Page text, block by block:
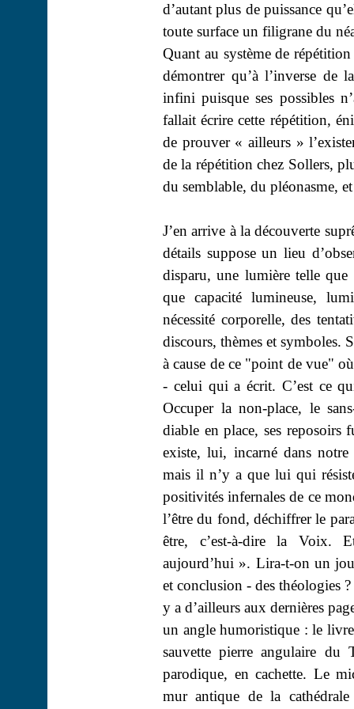
d’autant plus de puissance
toute surface un filigrane du
Quant au système de
démontrer qu’à l’inverse de
infini puisque ses possibles
fallait écrire cette répétition,
de prouver « ailleurs »
de la répétition chez Sollers,
du semblable, du pléonasme,
J’en arrive à la découverte
détails suppose un lieu
disparu, une lumière telle
que capacité lumineuse,
nécessité corporelle, des
discours, thèmes et symboles.
à cause de ce "point de vue"
- celui qui a écrit. C’est ce
Occuper la non-place, le
diable en place, ses reposoirs
existe, lui, incarné dans
mais il n’y a que lui qui
positivités infernales de ce
l’être du fond, déchiffrer le
être, c’est-à-dire la Voix.
aujourd’hui ». Lira-t-on un
et conclusion - des théologies
y a d’ailleurs aux dernières
un angle humoristique : le
sauvette pierre angulaire du
parodique, en cachette. Le
mur antique de la